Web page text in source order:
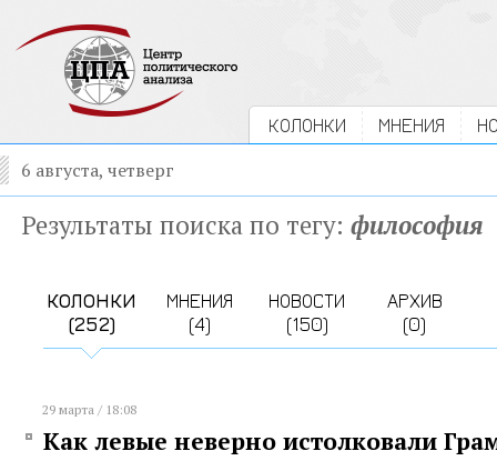
КОЛОНКИ МНЕНИЯ
6 августа, четверг
Результаты поиска по тегу: философия
КОЛОНКИ
(252)
МНЕНИЯ
(4)
НОВОСТИ
(150)
АРХИВ
(0)
29 марта / 18:08
Как левые неверно истолковали